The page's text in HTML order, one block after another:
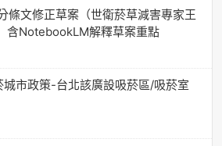
條文修正草案（世衛菸草減害專家王
含NotebookLM解釋草案重點
城市政策-台北該廣設吸菸區/吸菸室